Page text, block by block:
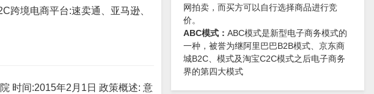
跨境电商平台:速卖通、亚马逊、
时间:2015年2月1日 政策概述: 意
网拍卖，而买方可以自行选择商品进行竞
价。
ABC模式： ABC模式是新型电子商务模式的
一种，被誉为继阿里巴巴B2B模式、京东商
城B2C、模式及淘宝C2C模式之后电子商务
界的第四大模式